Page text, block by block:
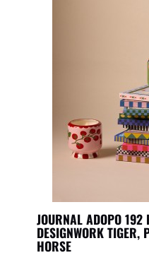
JOURNAL ADOPO 192
DESIGNWORK TIGER,
HORSE